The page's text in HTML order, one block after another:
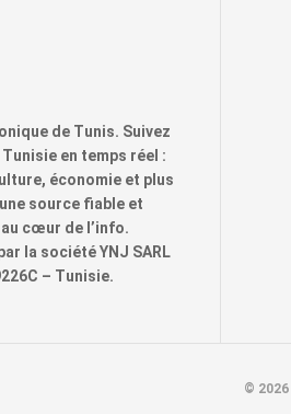
de Tunis. Suivez
en temps réel :
économie et plus
source fiable et
cœur de l’info.
la société YNJ SARL
– Tunisie.
© 2026